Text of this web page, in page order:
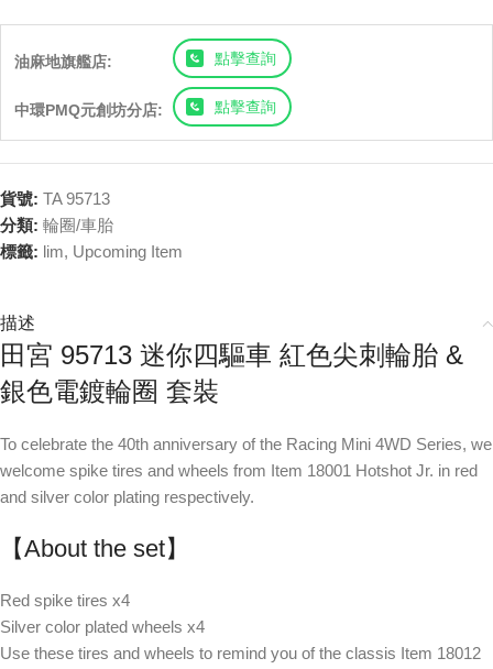
油麻地旗艦店: 點擊查詢
中環PMQ元創坊分店: 點擊查詢
貨號: TA 95713
分類: 輪圈/車胎
標籤: lim, Upcoming Item
描述
田宮 95713 迷你四驅車 紅色尖刺輪胎 &
銀色電鍍輪圈 套裝
To celebrate the 40th anniversary of the Racing Mini 4WD Series, we
welcome spike tires and wheels from Item 18001 Hotshot Jr. in red
and silver color plating respectively.
【About the set】
Red spike tires x4
Silver color plated wheels x4
Use these tires and wheels to remind you of the classis Item 18012